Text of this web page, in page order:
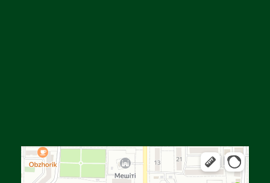
Яндекс Карталар — көлік, навигация, орындарды іздеу